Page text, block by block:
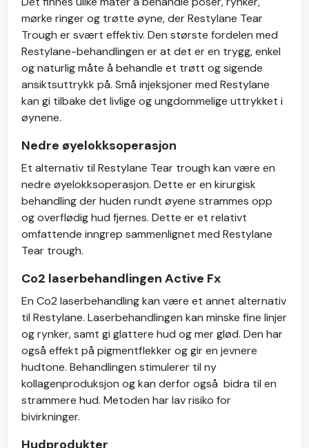
mørke ringer og trøtte øyne, der Restylane Tear
Trough er svært effektiv. Den største fordelen med
Restylane-behandlingen er at det er en trygg, enkel
og naturlig måte å behandle et trøtt og sigende
ansiktsuttrykk på. Små injeksjoner med Restylane
kan gi tilbake det livlige og ungdommelige uttrykket i
øynene.
Nedre øyelokksoperasjon
Et alternativ til Restylane Tear trough kan være en
nedre øyelokksoperasjon. Dette er en kirurgisk
behandling der huden rundt øyene strammes opp
og overflødig hud fjernes. Dette er et relativt
omfattende inngrep sammenlignet med Restylane
Tear trough.
Co2 laserbehandlingen Active Fx
En Co2 laserbehandling kan være et annet alternativ
til Restylane. Laserbehandlingen kan minske fine linjer
og rynker, samt gi glattere hud og mer glød. Den har
også effekt på pigmentflekker og gir en jevnere
hudtone. Behandlingen stimulerer til ny
kollagenproduksjon og kan derfor også bidra til en
strammere hud. Metoden har lav risiko for
bivirkninger.
Hudprodukter